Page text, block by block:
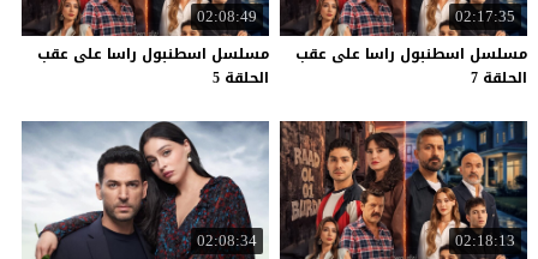
02:17:35
مسلسل اسطنبول راسا على عقب
الحلقة 7
02:08:49
مسلسل اسطنبول راسا على عقب
الحلقة 5
02:18:13
02:08:34